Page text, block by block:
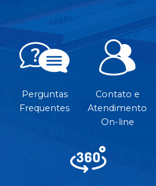
Perguntas
Frequentes
Contato e
Atendimento
On-line